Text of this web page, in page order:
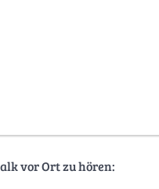
vor Ort zu hören: